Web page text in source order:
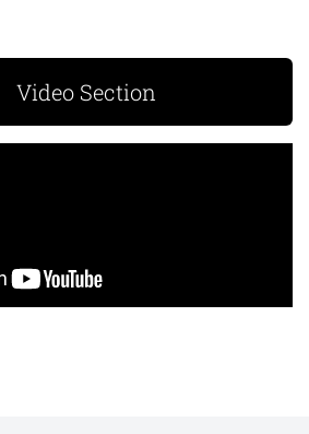
Video Section